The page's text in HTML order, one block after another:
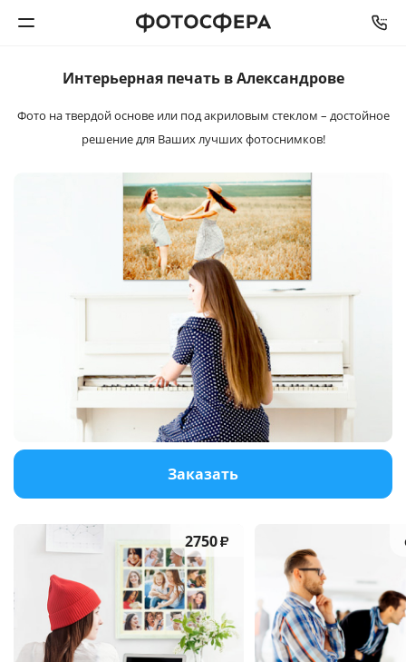
Интерьерная печать
Полиграфия
Услуги и сервис
Интерьерная печать в Александрове
Фото на твердой основе или под акриловым стеклом – достойное
решение для Ваших лучших фотоснимков!
Заказать
2750₽